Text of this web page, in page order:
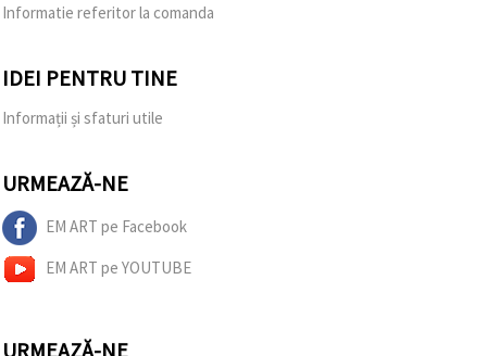
Informatie referitor la comanda
IDEI PENTRU TINE
Informații și sfaturi utile
URMEAZĂ-NE
EM ART pe Facebook
EM ART pe YOUTUBE
URMEAZĂ-NE